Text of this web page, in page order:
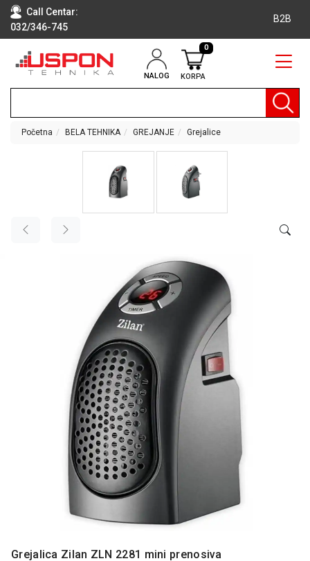
Call Centar:
032/346-745
B2B
NALOG KORPA
0
RAČUNARI
TEHNIKA
VIDEO
RAČUNARSKE
Početna BELA TEHNIKA GREJANJE Grejalice
Grejalica Zilan ZLN 2281 mini prenosiva